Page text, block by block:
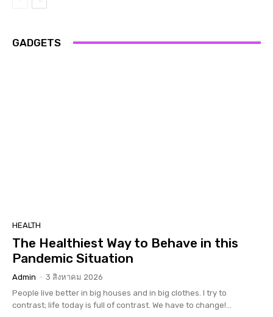
GADGETS
HEALTH
The Healthiest Way to Behave in this
Pandemic Situation
Admin - 3 สิงหาคม 2026
People live better in big houses and in big clothes. I try to
contrast; life today is full of contrast. We have to change!...